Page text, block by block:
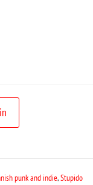
punk and indie,Stupido